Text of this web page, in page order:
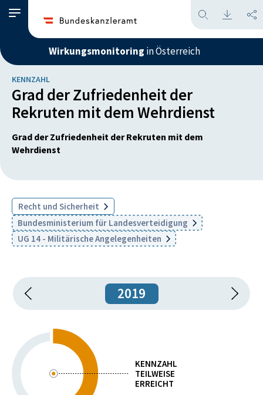
Wirkungsmonitoring in Österreich
KENNZAHL
Grad der Zufriedenheit der
Rekruten mit dem Wehrdienst
Grad der Zufriedenheit der Rekruten mit dem
Wehrdienst
Recht und Sicherheit
Bundesministerium für Landesverteidigung
UG 14 - Militärische Angelegenheiten
2019
KENNZAHL
TEILWEISE
ERREICHT